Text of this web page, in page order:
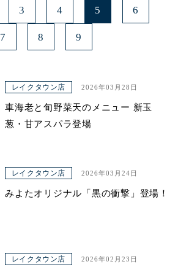
3 4 5 6
7 8 9
レイクタウン店 2026年03月28日
車海老と旬野菜天のメニュー 新玉
葱・甘アスパラ登場
レイクタウン店 2026年03月24日
みよたオリジナル「黒の衝撃」登場！
レイクタウン店 2026年02月23日